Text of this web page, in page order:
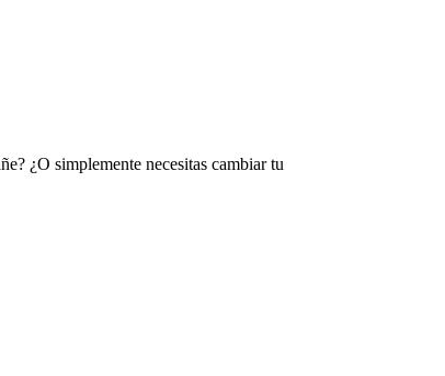
¿O simplemente necesitas cambiar tu